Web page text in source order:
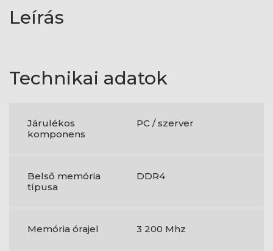
Leírás
Technikai adatok
Járulékos
komponens
PC / szerver
Belső memória
típusa
DDR4
Memória órajel 3 200 Mhz